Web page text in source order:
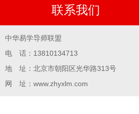
联系我们
中华易学导师联盟
电 话：13810134713
地 址：北京市朝阳区光华路313号
网 址：www.zhyxlm.com